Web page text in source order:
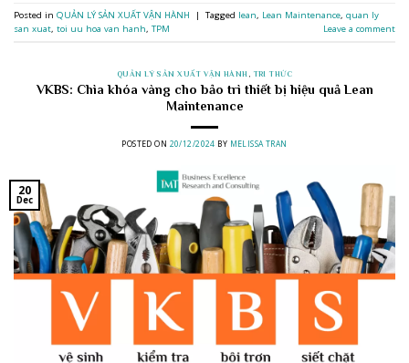
Posted in QUẢN LÝ SẢN XUẤT VẬN HÀNH | Tagged lean, Lean Maintenance, quan ly
san xuat, toi uu hoa van hanh, TPM Leave a comment
QUẢN LÝ SẢN XUẤT VẬN HÀNH , TRI THỨC
VKBS: Chìa khóa vàng cho bảo trì thiết bị hiệu quả Lean
Maintenance
POSTED ON 20/12/2024 BY MELISSA TRAN
20
Dec